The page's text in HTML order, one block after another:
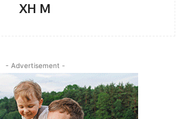
XH M
- Advertisement -